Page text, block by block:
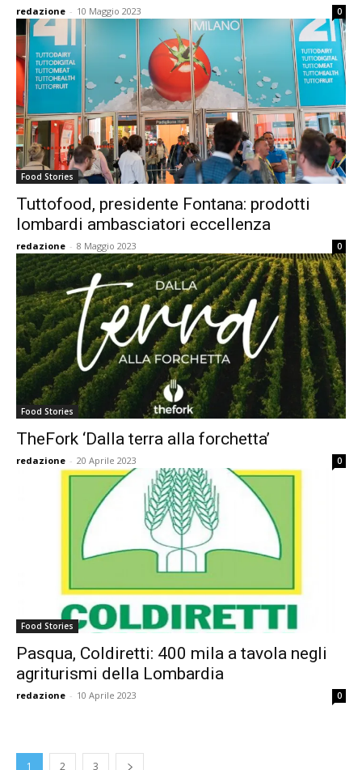
redazione - 10 Maggio 2023 0
Food Stories
Tuttofood, presidente Fontana: prodotti
lombardi ambasciatori eccellenza
redazione - 8 Maggio 2023 0
Food Stories
TheFork ‘Dalla terra alla forchetta’
redazione - 20 Aprile 2023 0
Food Stories
Pasqua, Coldiretti: 400 mila a tavola negli
agriturismi della Lombardia
redazione - 10 Aprile 2023 0
1 2 3